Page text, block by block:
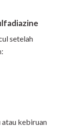
setelah
kebiruan